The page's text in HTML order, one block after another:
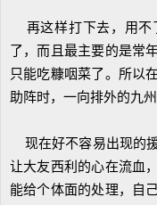
再这样打下去，用不
了，而且最主要的是常
只能吃糠咽菜了。所以
助阵时，一向排外的九
现在好不容易出现的
让大友西利的心在流血
能给个体面的处理，自